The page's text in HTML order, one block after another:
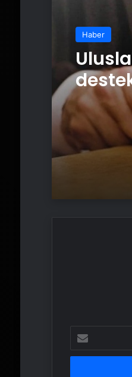
Haber
posta
adresinizi